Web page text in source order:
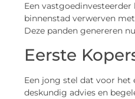
Een
binnenstad verwerven
Deze panden genereren
Eerste
Een jong stel dat voor het
deskundig advies en